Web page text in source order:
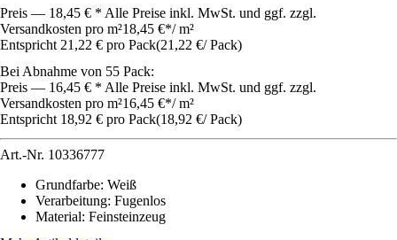
Preis — 18,45 € * Alle Preise inkl. MwSt. und ggf. zzgl.
Versandkosten pro m²18,45 €*/ m²
Entspricht 21,22 € pro Pack(21,22 €/ Pack)
Bei Abnahme von 55 Pack:
Preis — 16,45 € * Alle Preise inkl. MwSt. und ggf. zzgl.
Versandkosten pro m²16,45 €*/ m²
Entspricht 18,92 € pro Pack(18,92 €/ Pack)
Art.-Nr. 10336777
Grundfarbe: Weiß
Verarbeitung: Fugenlos
Material: Feinsteinzeug